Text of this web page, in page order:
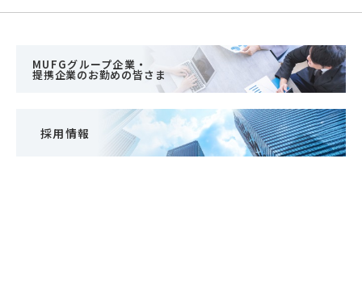
MUFGグループ企業・
提携企業のお勤めの皆さま
採用情報